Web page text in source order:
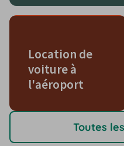
Location de
voiture à
l'aéroport
Toutes